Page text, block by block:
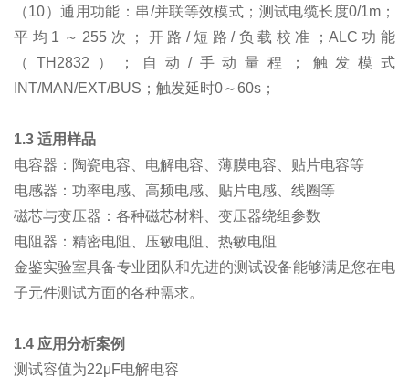
（10）通用功能：串/并联等效模式；测试电缆长度0/1m；
平均1～255次；开路/短路/负载校准；ALC功能
（TH2832）；自动/手动量程；触发模式
INT/MAN/EXT/BUS；触发延时0～60s；
1.3 适用样品
电容器：陶瓷电容、电解电容、薄膜电容、贴片电容等
电感器：功率电感、高频电感、贴片电感、线圈等
磁芯与变压器：各种磁芯材料、变压器绕组参数
电阻器：精密电阻、压敏电阻、热敏电阻
金鉴实验室具备专业团队和先进的测试设备能够满足您在电
子元件测试方面的各种需求。
1.4 应用分析案例
测试容值为22μF电解电容